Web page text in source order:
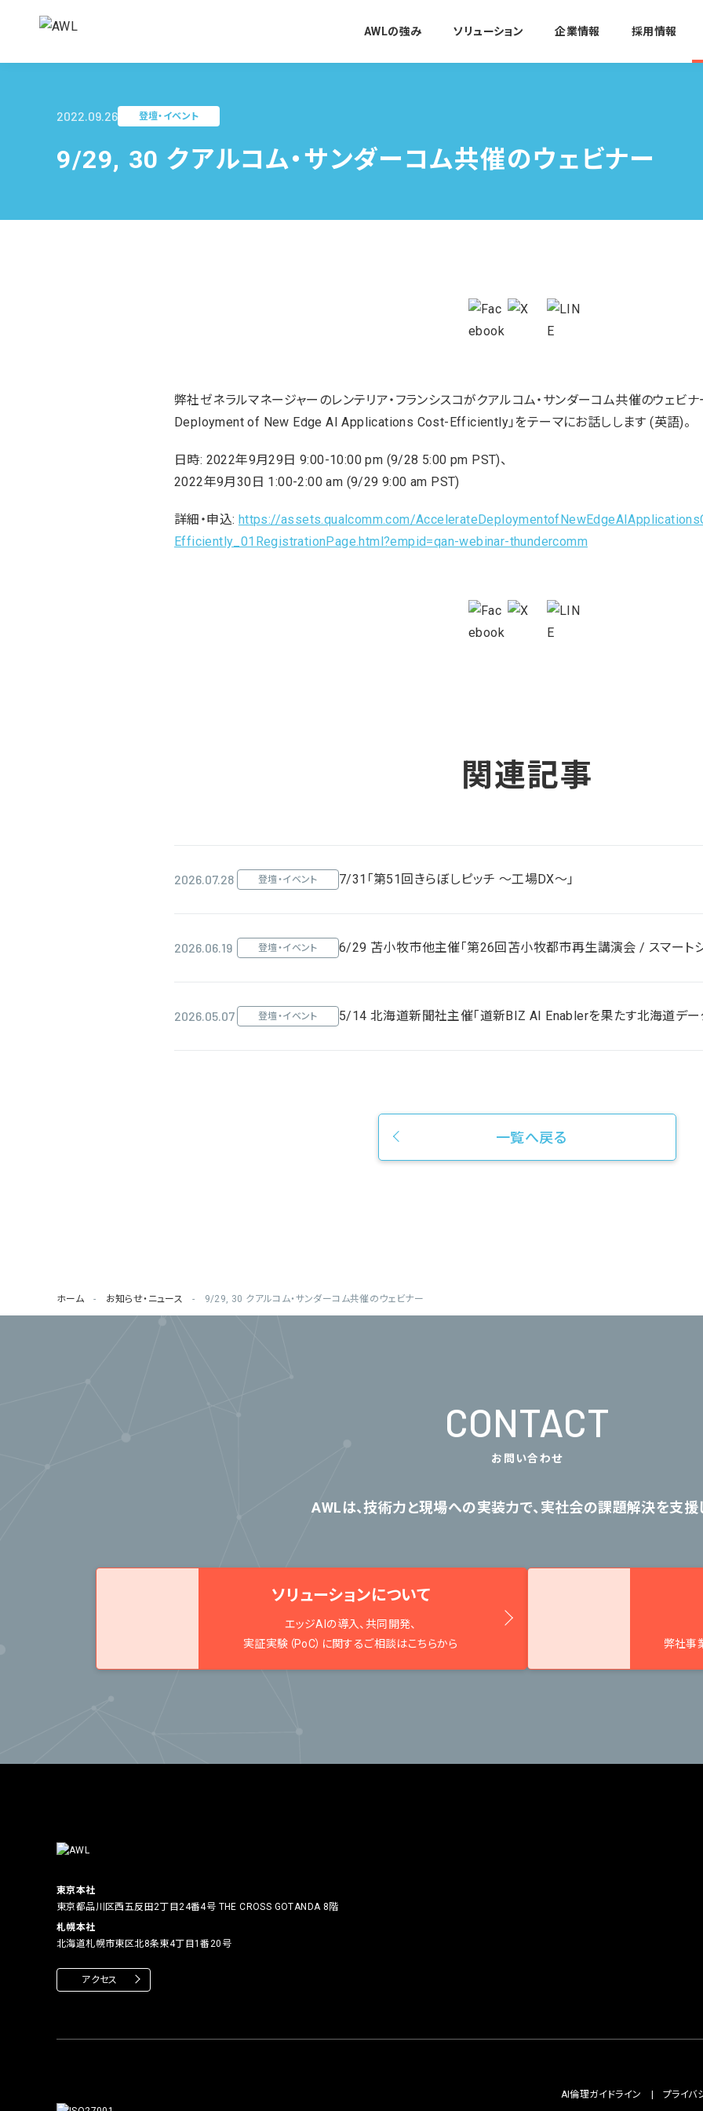
AWLの強み ソリューション 企業情報 採用情報
2022.09.26 登壇・イベント
9/29, 30 クアルコム・サンダーコム共催のウェビナー
弊社ゼネラルマネージャーのレンテリア・フランシスコがクアルコム・サンダーコム共催のウェビ
Deployment of New Edge AI Applications Cost-Efficiently」をテーマにお話しします (英語)。
日時: 2022年9月29日 9:00-10:00 pm (9/28 5:00 pm PST)、
2022年9月30日 1:00-2:00 am (9/29 9:00 am PST)
詳細・申込: https://assets.qualcomm.com/
Efficiently_01RegistrationPage.html?empid=qan-webinar-thundercomm
関連記事
2026.07.28 登壇・イベント 7/31「第51回きらぼしピッチ ～工場DX～」
2026.06.19 登壇・イベント 6/29 苫小牧市他主催「第26回苫小牧都市再生講演会 / スマートシ
2026.05.07 登壇・イベント 5/14 北海道新聞社主催「道新BIZ AI Enablerを果たす北海道デー
一覧へ戻る
ホーム お知らせ・ニュース 9/29, 30 クアルコム・サンダーコム共催のウェビナー
CONTACT
お問い合わせ
AWLは、技術力と現場への実装力で、 実社会の課題解決を支援
ソリューションについて
エッジAIの導入、共同開発、
実証実験（PoC）に関するご相談はこちらから
弊社事
東京本社
東京都品川区西五反田2丁目24番4号 THE CROSS GOTANDA 8階
札幌本社
北海道札幌市東区北8条東4丁目1番20号
アクセス
AI倫理ガイドライン プライバ